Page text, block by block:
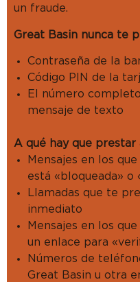
un fraude.
Great Basin nunca te
Contraseña de la
Código PIN de la
El número
mensaje de texto
A qué hay que prestar
Mensajes en los
está «bloqueada» o
Llamadas que te
inmediato
Mensajes en los
un enlace para
Números de
Great Basin u otra